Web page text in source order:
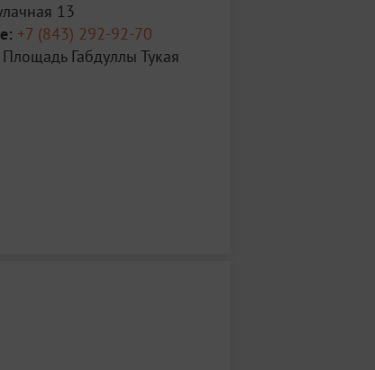
13
+7 (843) 292-92-70
Площадь Габдуллы Тукая